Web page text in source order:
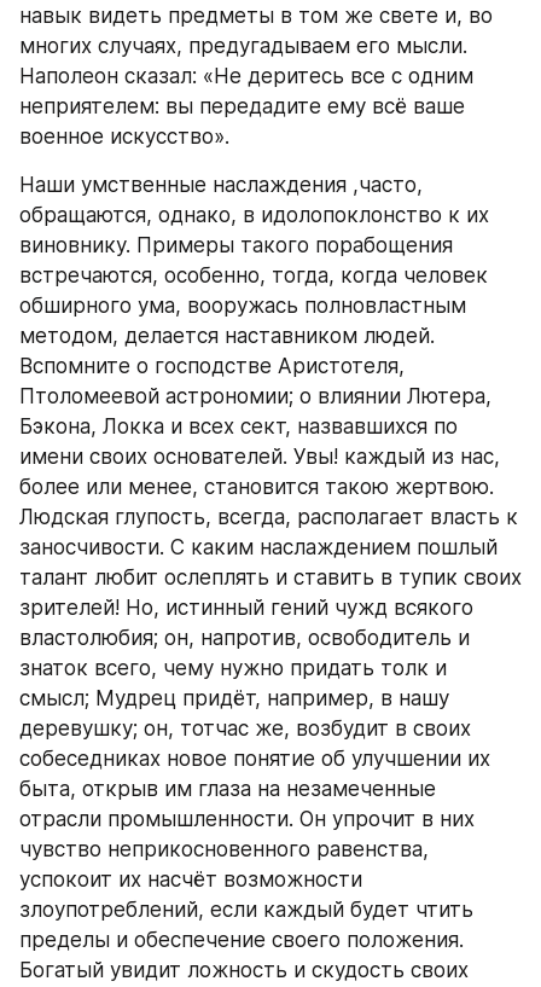
навык видеть предметы в том же свете и, во
многих случаях, предугадываем его мысли.
Наполеон сказал: «Не деритесь все с одним
неприятелем: вы передадите ему всё ваше
военное искусство».
Наши умственные наслаждения ,часто,
обращаются, однако, в идолопоклонство к их
виновнику. Примеры такого порабощения
встречаются, особенно, тогда, когда человек
обширного ума, вооружась полновластным
методом, делается наставником людей.
Вспомните о господстве Аристотеля,
Птоломеевой астрономии; о влиянии Лютера,
Бэкона, Локка и всех сект, назвавшихся по
имени своих основателей. Увы! каждый из нас,
более или менее, становится такою жертвою.
Людская глупость, всегда, располагает власть к
заносчивости. С каким наслаждением пошлый
талант любит ослеплять и ставить в тупик своих
зрителей! Но, истинный гений чужд всякого
властолюбия; он, напротив, освободитель и
знаток всего, чему нужно придать толк и
смысл; Мудрец придёт, например, в нашу
деревушку; он, тотчас же, возбудит в своих
собеседниках новое понятие об улучшении их
быта, открыв им глаза на незамеченные
отрасли промышленности. Он упрочит в них
чувство неприкосновенного равенства,
успокоит их насчёт возможности
злоупотреблений, если каждый будет чтить
пределы и обеспечение своего положения.
Богатый увидит ложность и скудость своих